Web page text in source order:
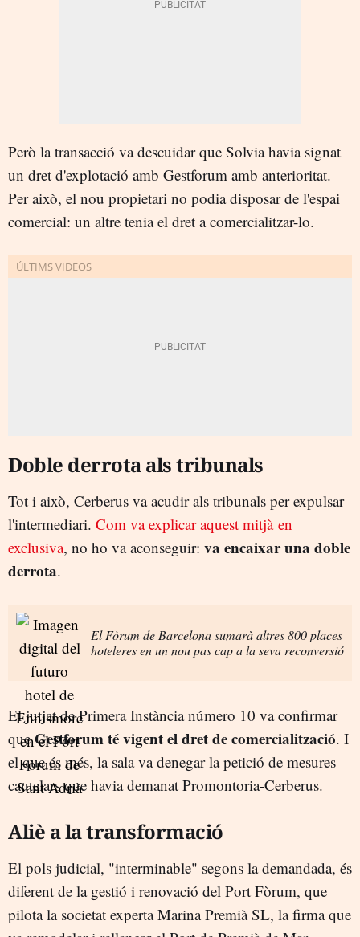
Però la transacció va descuidar que Solvia havia signat
un dret d'explotació amb Gestforum amb anterioritat.
Per això, el nou propietari no podia disposar de l'espai
comercial: un altre tenia el dret a comercialitzar-lo.
Doble derrota als tribunals
Tot i això, Cerberus va acudir als tribunals per expulsar
l'intermediari. Com va explicar aquest mitjà en
exclusiva, no ho va aconseguir: va encaixar una doble
derrota.
El Fòrum de Barcelona sumarà altres 800 places
hoteleres en un nou pas cap a la seva reconversió
El jutjat de Primera Instància número 10 va confirmar
queGestforum té vigent el dret de comercialització. I
el que és més, la sala va denegar la petició de mesures
cautelars que havia demanat Promontoria-Cerberus.
Aliè a la transformació
El pols judicial, "interminable" segons la demandada, és
diferent de la gestió i renovació del Port Fòrum, que
pilota la societat experta Marina Premià SL, la firma que